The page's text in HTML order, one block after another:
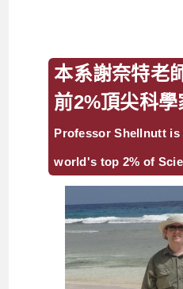
本系謝奈特老
前2%頂尖科學
Professor Shellnutt is
world's top 2% of